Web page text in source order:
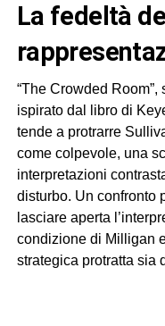
La fedeltà della
“The Crowded
ispirato dal libro di
tende a protrarre
come colpevole, una
interpretazioni
disturbo. Un confronto
lasciare aperta
condizione di Milligan
strategica protratta sia